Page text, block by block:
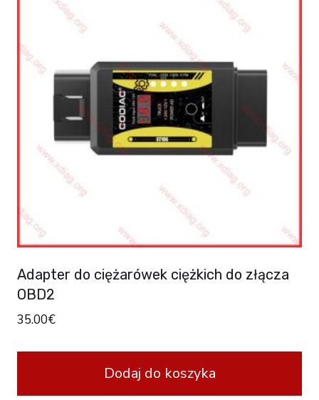
multiple
The
options
chosen
product
page
Adapter do ciężarówek ciężkich do złącza
OBD2
35.00€
Dodaj do koszyka